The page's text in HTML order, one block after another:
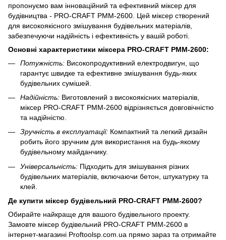
пропонуємо вам інноваційний та ефективний міксер для
будівництва - PRO-CRAFT РММ-2600. Цей міксер створений
для високоякісного змішування будівельних матеріалів,
забезпечуючи надійність і ефективність у вашій роботі.
Основні характеристики міксера PRO-CRAFT РММ-2600:
Потужність: Високопродуктивний електродвигун, що
гарантує швидке та ефективне змішування будь-яких
будівельних сумішей.
Надійність: Виготовлений з високоякісних матеріалів,
міксер PRO-CRAFT РММ-2600 відрізняється довговічністю
та надійністю.
Зручність в експлуатації: Компактний та легкий дизайн
робить його зручним для використання на будь-якому
будівельному майданчику.
Універсальність: Підходить для змішування різних
будівельних матеріалів, включаючи бетон, штукатурку та
клей.
Де купити міксер будівельний PRO-CRAFT РММ-2600?
Обирайте найкраще для вашого будівельного проекту.
Замовте міксер будівельний PRO-CRAFT РММ-2600 в
інтернет-магазині Proftoolsp.com.ua прямо зараз та отримайте